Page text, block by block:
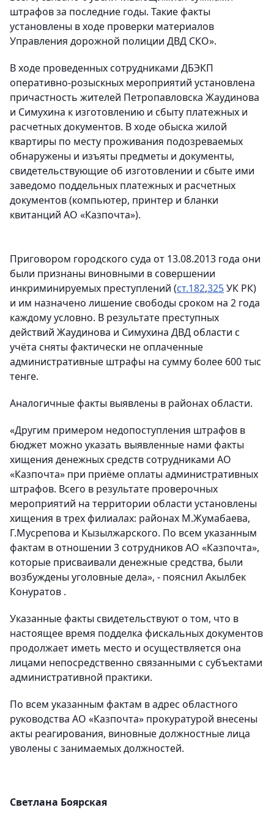
штрафов за последние годы. Такие факты
установлены в ходе проверки материалов
Управления дорожной полиции ДВД СКО».
В ходе проведенных сотрудниками ДБЭКП
оперативно-розыскных мероприятий установлена
причастность жителей Петропавловска Жаудинова
и Симухина к изготовлению и сбыту платежных и
расчетных документов. В ходе обыска жилой
квартиры по месту проживания подозреваемых
обнаружены и изъяты предметы и документы,
свидетельствующие об изготовлении и сбыте ими
заведомо поддельных платежных и расчетных
документов (компьютер, принтер и бланки
квитанций АО «Казпочта»).
Приговором городского суда от 13.08.2013 года они
были признаны виновными в совершении
инкриминируемых преступлений (ст.182,325УК РК)
и им назначено лишение свободы сроком на 2 года
каждому условно. В результате преступных
действий Жаудинова и Симухина ДВД области с
учёта сняты фактически не оплаченные
административные штрафы на сумму более 600 тыс
тенге.
Аналогичные факты выявлены в районах области.
«Другим примером недопоступления штрафов в
бюджет можно указать выявленные нами факты
хищения денежных средств сотрудниками АО
«Казпочта» при приёме оплаты административных
штрафов. Всего в результате проверочных
мероприятий на территории области установлены
хищения в трех филиалах: районах М.Жумабаева,
Г.Мусрепова и Кызылжарского. По всем указанным
фактам в отношении 3 сотрудников АО «Казпочта»,
которые присваивали денежные средства, были
возбуждены уголовные дела», - пояснил Акылбек
Конуратов .
Указанные факты свидетельствуют о том, что в
настоящее время подделка фискальных документов
продолжает иметь место и осуществляется она
лицами непосредственно связанными с субъектами
административной практики.
По всем указанным фактам в адрес областного
руководства АО «Казпочта» прокуратурой внесены
акты реагирования, виновные должностные лица
уволены с занимаемых должностей.
Светлана Боярская